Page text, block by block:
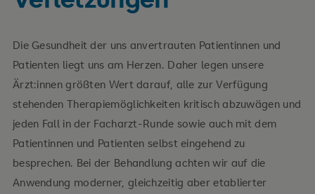
Die Gesundheit der uns anvertrauten Patientinnen und
Patienten liegt uns am Herzen. Daher legen unsere
Ärzt:innen größten Wert darauf, alle zur Verfügung
stehenden Therapiemöglichkeiten kritisch abzuwägen und
jeden Fall in der Facharzt-Runde sowie auch mit dem
Patientinnen und Patienten selbst eingehend zu
besprechen. Bei der Behandlung achten wir auf die
Anwendung moderner, gleichzeitig aber etablierter